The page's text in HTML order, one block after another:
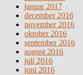
januar 2017
december 2016
november 2016
oktober 2016
september 2016
august 2016
juli 2016
juni 2016